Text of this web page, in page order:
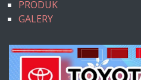
PRODUK
GALERY